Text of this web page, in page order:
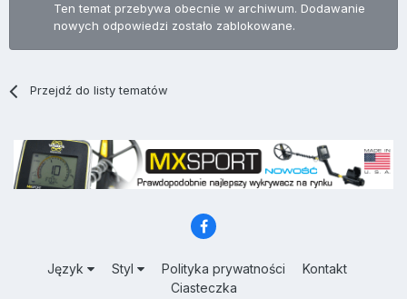
Ten temat przebywa obecnie w archiwum. Dodawanie
nowych odpowiedzi zostało zablokowane.
Przejdź do listy tematów
Język Styl Polityka prywatności
Kontakt
Ciasteczka